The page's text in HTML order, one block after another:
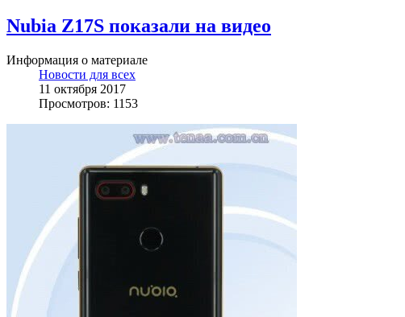
Nubia Z17S показали на видео
Информация о материале
Новости для всех
11 октября 2017
Просмотров: 1153